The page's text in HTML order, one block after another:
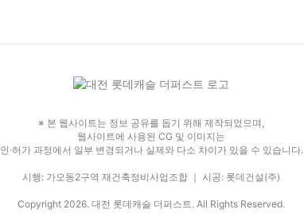
※ 본 웹사이트는 정보 공유를 돕기 위해 제작되었으며,
웹사이트에 사용된 CG 및 이미지는
인·허가 과정에서 일부 변경되거나 실제와 다소 차이가 있을 수 있습니다.
시행: 가오동2구역 재건축정비사업조합 ｜ 시공: 롯데건설(주)
Copyright 2026. 대전 롯데캐슬 더퍼스트. All Rights Reserved.